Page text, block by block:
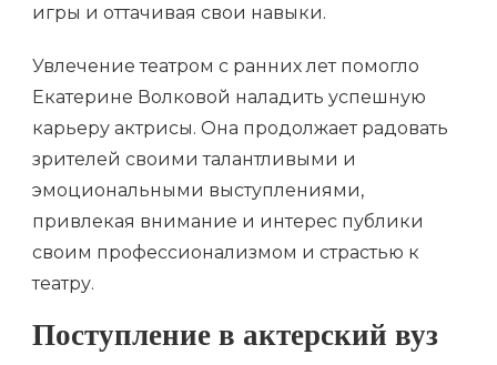
игры и оттачивая свои навыки.
Увлечение театром с ранних лет помогло
Екатерине Волковой наладить успешную
карьеру актрисы. Она продолжает радовать
зрителей своими талантливыми и
эмоциональными выступлениями,
привлекая внимание и интерес публики
своим профессионализмом и страстью к
театру.
Поступление в актерский вуз